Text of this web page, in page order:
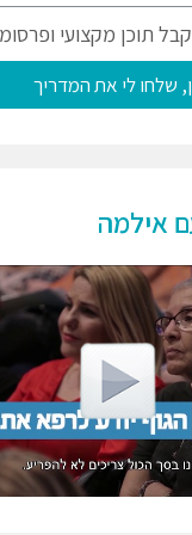
תוכן מקצועי
שלחו לי את המדריך
אילמה